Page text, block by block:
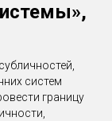
систем
границу